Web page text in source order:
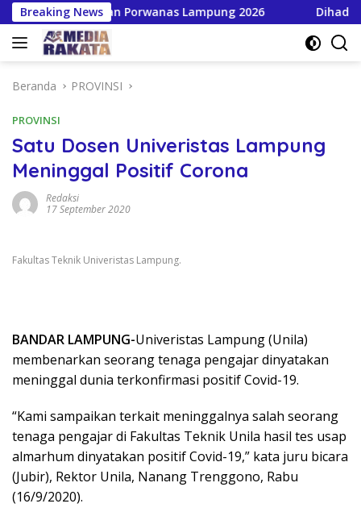
Langsung
ke
konten
Breaking News
dan Porwanas Lampung 2026 Dihadiri Bupati &
Beranda PROVINSI
PROVINSI
Satu Dosen Univeristas Lampung
Meninggal Positif Corona
Redaksi
17 September 2020
Fakultas Teknik Univeristas Lampung.
BANDAR LAMPUNG-Univeristas Lampung (Unila)
membenarkan seorang tenaga pengajar dinyatakan
meninggal dunia terkonfirmasi positif Covid-19.
“Kami sampaikan terkait meninggalnya salah seorang
tenaga pengajar di Fakultas Teknik Unila hasil tes usap
almarhum dinyatakan positif Covid-19,” kata juru bicara
(Jubir), Rektor Unila, Nanang Trenggono, Rabu
(16/9/2020).